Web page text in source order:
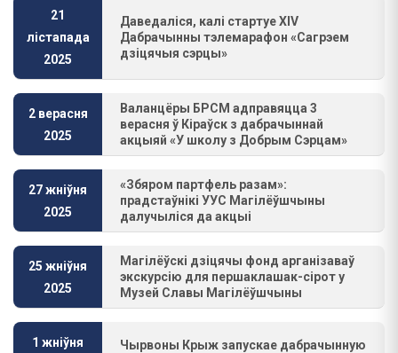
21
лістапада
2025
Даведаліся, калі стартуе XIV
Дабрачынны тэлемарафон «Сагрэем
дзіцячыя сэрцы»
2 верасня
2025
Валанцёры БРСМ адправяцца 3
верасня ў Кіраўск з дабрачыннай
акцыяй «У школу з Добрым Сэрцам»
27 жніўня
2025
«Збяром партфель разам»:
прадстаўнікі УУС Магілёўшчыны
далучыліся да акцыі
25 жніўня
2025
Магілёўскі дзіцячы фонд арганізаваў
экскурсію для першаклашак-сірот у
Музей Славы Магілёўшчыны
1 жніўня
Чырвоны Крыж запускае дабрачынную